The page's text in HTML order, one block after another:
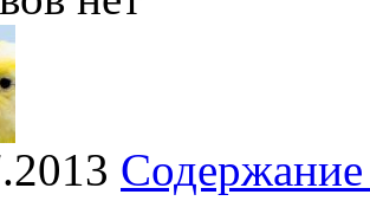
Содержание